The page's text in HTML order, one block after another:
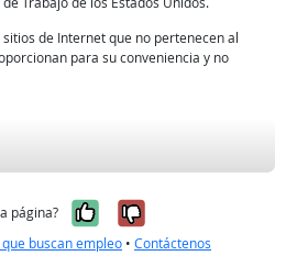
de Internet que no pertenecen al
para su conveniencia y no
página? Sí, fue útil
No, no fue
buscan empleo • Contáctenos